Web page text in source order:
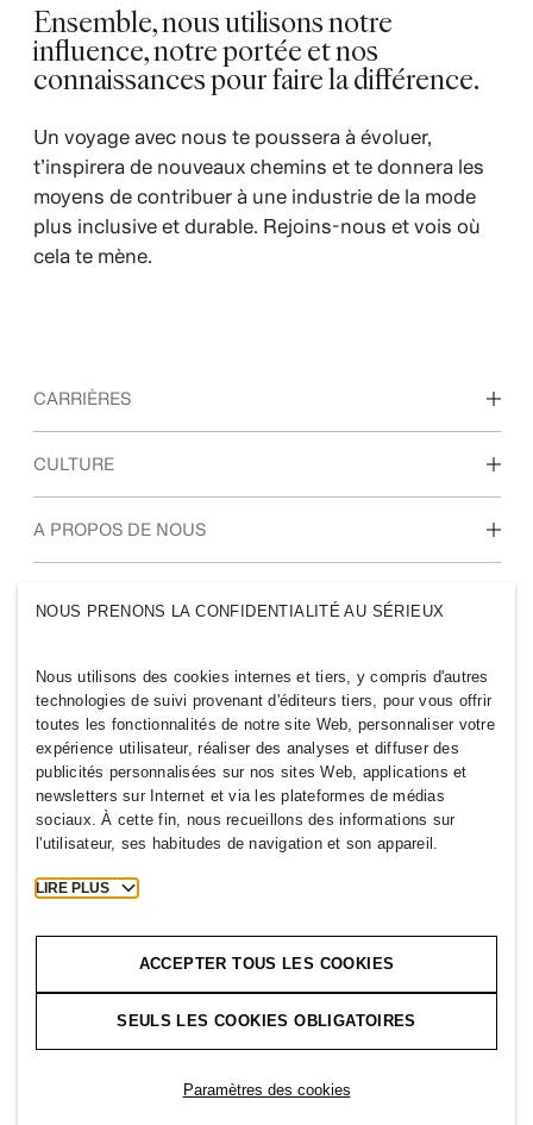
Ensemble, nous utilisons notre
influence, notre portée et nos
connaissances pour faire la différence.
Un voyage avec nous te poussera à évoluer,
t’inspirera de nouveaux chemins et te donnera les
moyens de contribuer à une industrie de la mode
plus inclusive et durable. Rejoins-nous et vois où
cela te mène.
CARRIÈRES
Nos métiers
CULTURE
Notre culture, nos valeurs et nos avantages
A PROPOS DE NOUS
Développement
Inclusion et diversité
SWITZERLAND
Newsroom Mentions légales
Cookies
2026 H & M Hennes and Mauritz AB.
NOUS PRENONS LA CONFIDENTIALITÉ AU SÉRIEUX
Nous utilisons des cookies internes et tiers, y compris d'autres
technologies de suivi provenant d'éditeurs tiers, pour vous offrir
toutes les fonctionnalités de notre site Web, personnaliser votre
expérience utilisateur, réaliser des analyses et diffuser des
publicités personnalisées sur nos sites Web, applications et
newsletters sur Internet et via les plateformes de médias
sociaux. À cette fin, nous recueillons des informations sur
l'utilisateur, ses habitudes de navigation et son appareil.
LIRE PLUS
ACCEPTER TOUS LES COOKIES
SEULS LES COOKIES OBLIGATOIRES
Paramètres des cookies